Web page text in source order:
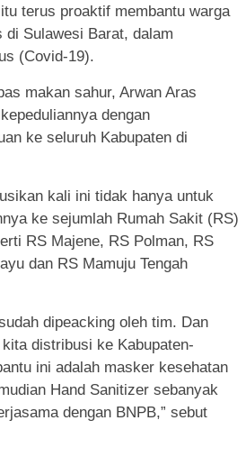
terus proaktif membantu warga
di Sulawesi Barat, dalam
(Covid-19).
makan sahur, Arwan Aras
dengan
ke seluruh Kabupaten di
kali ini tidak hanya untuk
ke sejumlah Rumah Sakit (RS)
RS Majene, RS Polman, RS
dan RS Mamuju Tengah
dipeacking oleh tim. Dan
distribusi ke Kabupaten-
ini adalah masker kesehatan
Hand Sanitizer sebanyak
dengan BNPB,” sebut